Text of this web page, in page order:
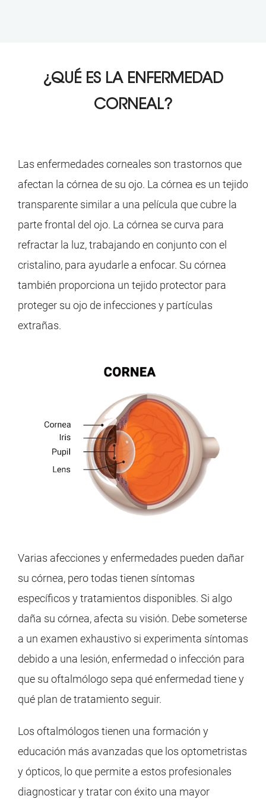
¿QUÉ ES LA ENFERMEDAD
CORNEAL?
Las enfermedades corneales son trastornos que
afectan la córnea de su ojo. La córnea es un tejido
transparente similar a una película que cubre la
parte frontal del ojo. La córnea se curva para
refractar la luz, trabajando en conjunto con el
cristalino, para ayudarle a enfocar. Su córnea
también proporciona un tejido protector para
proteger su ojo de infecciones y partículas
extrañas.
Varias afecciones y enfermedades pueden dañar
su córnea, pero todas tienen síntomas
específicos y tratamientos disponibles. Si algo
daña su córnea, afecta su visión. Debe someterse
a un examen exhaustivo si experimenta síntomas
debido a una lesión, enfermedad o infección para
que su oftalmólogo sepa qué enfermedad tiene y
qué plan de tratamiento seguir.
Los oftalmólogos tienen una formación y
educación más avanzadas que los optometristas
y ópticos, lo que permite a estos profesionales
diagnosticar y tratar con éxito una mayor